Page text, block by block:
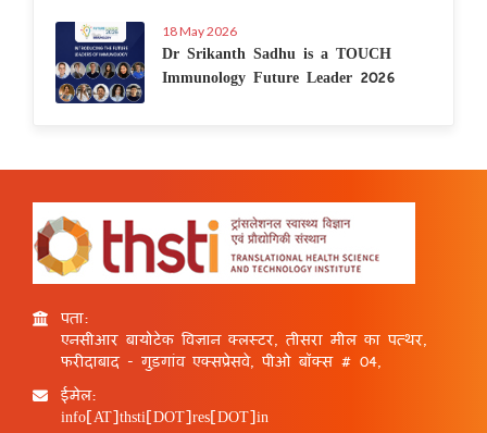
18 May 2026
Dr Srikanth Sadhu is a TOUCH
Immunology Future Leader 2026
पता:
एनसीआर बायोटेक विज्ञान क्लस्टर, तीसरा मील का पत्थर,
फरीदाबाद - गुड़गांव एक्सप्रेसवे, पीओ बॉक्स # 04,
ईमेल:
info[AT]thsti[DOT]res[DOT]in